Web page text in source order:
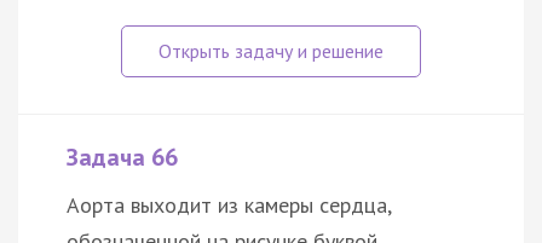
Задача 66
Аорта выходит из камеры сердца,